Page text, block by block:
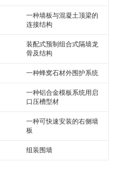
一种墙板与混凝土顶梁的
连接结构
装配式预制组合式隔墙龙
骨及结构
一种蜂窝石材外围护系统
一种铝合金模板系统用启
口压槽型材
一种可快速安装的右侧墙
板
组装围墙